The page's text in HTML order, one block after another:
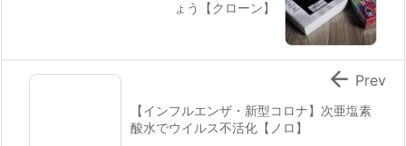
ょう【クローン】
【インフルエンザ・新型コロナ】次亜塩素
酸水でウイルス不活化【ノロ】
 Prev